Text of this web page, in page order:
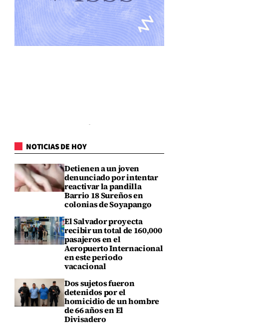
NOTICIAS DE HOY
Detienen a un joven
denunciado por intentar
reactivar la pandilla
Barrio 18 Sureños en
colonias de Soyapango
El Salvador proyecta
recibir un total de 160,000
pasajeros en el
Aeropuerto Internacional
en este periodo
vacacional
Dos sujetos fueron
detenidos por el
homicidio de un hombre
de 66 años en El
Divisadero